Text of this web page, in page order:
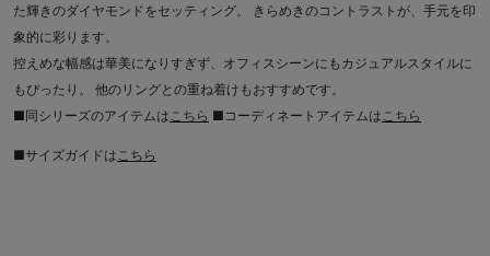
た輝きのダイヤモンドをセッティング。 きらめきのコントラストが、手元を印
象的に彩ります。
控えめな幅感は華美になりすぎず、オフィスシーンにもカジュアルスタイルに
もぴったり。 他のリングとの重ね着けもおすすめです。
■同シリーズのアイテムは こちら ■コーディネートアイテムは こちら
■サイズガイドは こちら